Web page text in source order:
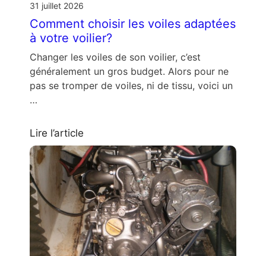
31 juillet 2026
Comment choisir les voiles adaptées
à votre voilier?
Changer les voiles de son voilier, c’est
généralement un gros budget. Alors pour ne
pas se tromper de voiles, ni de tissu, voici un
…
Lire l’article